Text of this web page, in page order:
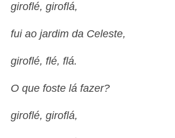
giroflé, giroflá,
fui ao jardim da Celeste,
giroflé, flé, flá.
O que foste lá fazer?
giroflé, giroflá,